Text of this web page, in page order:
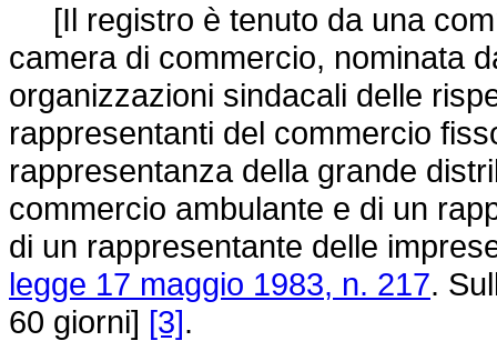
[Il registro è tenuto da una
camera di commercio, nominata
organizzazioni sindacali delle
rappresentanti del commercio
rappresentanza della grande
commercio ambulante e di un
di un rappresentante delle
legge 17 maggio 1983, n. 217.
60 giorni] [3].